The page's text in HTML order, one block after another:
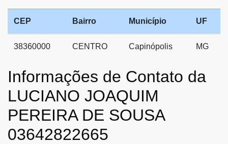
CEP Bairro Município UF
38360000 CENTRO Capinópolis MG
Informações de Contato da
LUCIANO JOAQUIM
PEREIRA DE SOUSA
03642822665